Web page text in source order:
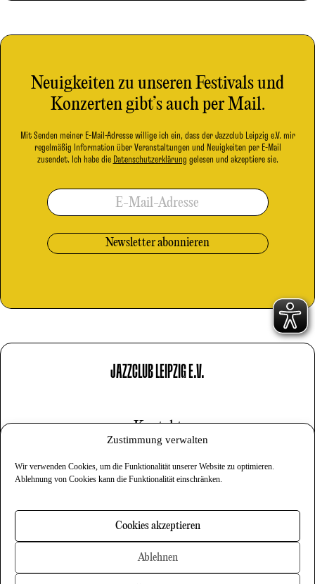
Zustimmung verwalten
Wir verwenden Cookies, um die Funktionalität unserer Website zu optimieren.
Ablehnung von Cookies kann die Funktionalität einschränken.
Cookies akzeptieren
Ablehnen
Neuigkeiten zu unseren Festivals und
Konzerten gibt’s auch per Mail.
Mit Senden meiner E-Mail-Adresse willige ich ein, dass der Jazzclub Leipzig e.V. mir
regelmäßig Information über Veranstaltungen und Neuigkeiten per E-Mail
zusendet. Ich habe die Datenschutzerklärung gelesen und akzeptiere sie.
E-Mail-Adresse
JAZZCLUB LEIPZIG E.V.
Kontakt
Datenschutz
Newsletter